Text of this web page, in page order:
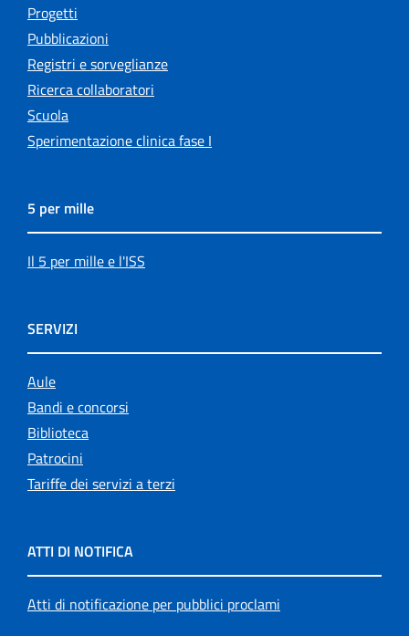
Progetti
Pubblicazioni
Registri e sorveglianze
Ricerca collaboratori
Scuola
Sperimentazione clinica fase I
5 per mille
Il 5 per mille e l'ISS
SERVIZI
Aule
Bandi e concorsi
Biblioteca
Patrocini
Tariffe dei servizi a terzi
ATTI DI NOTIFICA
Atti di notificazione per pubblici proclami